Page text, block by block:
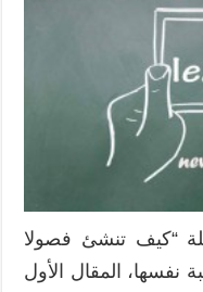
“كيف تنشئ فصولا
نفسها، المقال الأول